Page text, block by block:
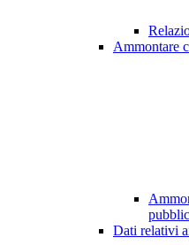
Ammontare
Dati relativi